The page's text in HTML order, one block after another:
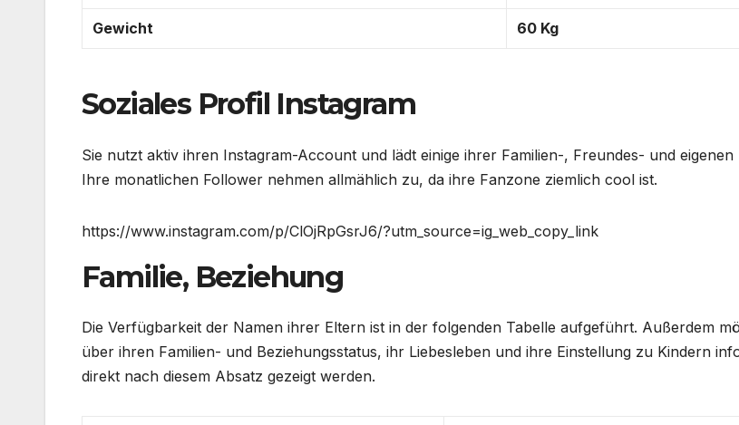
Gewicht 60 Kg
Soziales Profil Instagram
Sie nutzt aktiv ihren Instagram-Account und lädt einige ihrer Familien-, Freundes- und eigenen
Ihre monatlichen Follower nehmen allmählich zu, da ihre Fanzone ziemlich cool ist.
https://www.instagram.com/p/ClOjRpGsrJ6/?utm_source=ig_web_copy_link
Familie, Beziehung
Die Verfügbarkeit der Namen ihrer Eltern ist in der folgenden Tabelle aufgeführt. Außerdem
über ihren Familien- und Beziehungsstatus, ihr Liebesleben und ihre Einstellung zu Kindern
direkt nach diesem Absatz gezeigt werden.